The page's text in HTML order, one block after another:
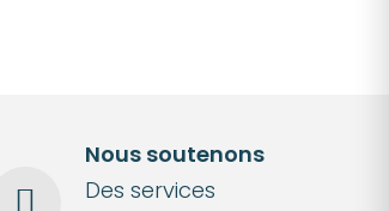
Nous soutenons
Des services